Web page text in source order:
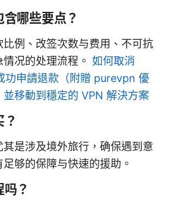
哪些要点？
例、改签次数与费用、不可抗
况的处理流程。 如何取消
申請退款（附贈 purevpn 優
移動到穩定的 VPN 解決方案
是涉及境外旅行，确保遇到意
够的保障与快速的援助。
？